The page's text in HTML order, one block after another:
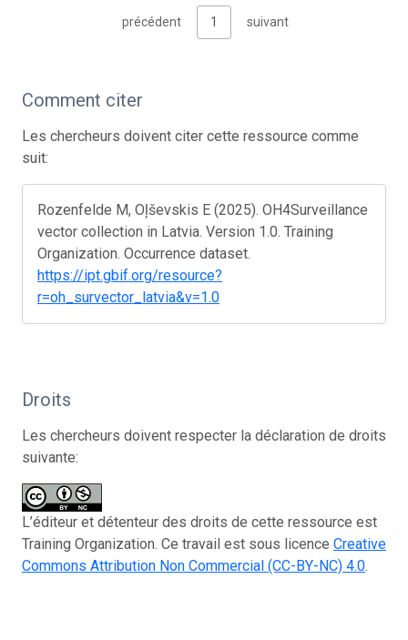
précédent 1 suivant
Comment citer
Les chercheurs doivent citer cette ressource comme
suit:
Rozenfelde M, Oļševskis E (2025). OH4Surveillance
vector collection in Latvia. Version 1.0. Training
Organization. Occurrence dataset.
https://ipt.gbif.org/resource?
r=oh_survector_latvia&v=1.0
Droits
Les chercheurs doivent respecter la déclaration de droits
suivante:
L’éditeur et détenteur des droits de cette ressource est
Training Organization. Ce travail est sous licence Creative
Commons Attribution Non Commercial (CC-BY-NC) 4.0.